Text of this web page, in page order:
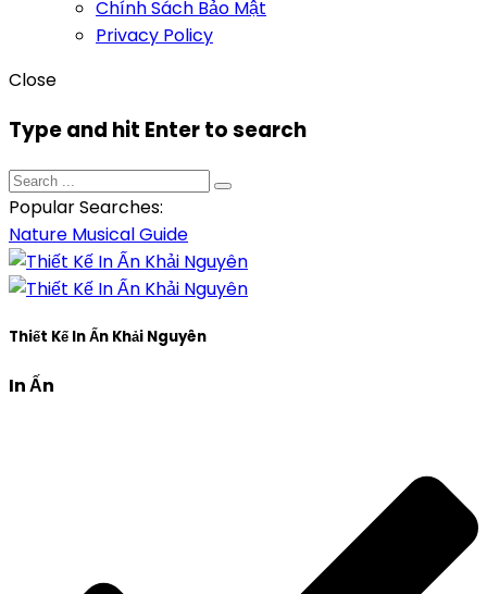
Chính Sách Bảo Mật
Privacy Policy
Close
Type and hit Enter to search
Popular Searches:
Nature MusicalGuide
Thiết Kế In Ấn Khải Nguyên
In Ấn